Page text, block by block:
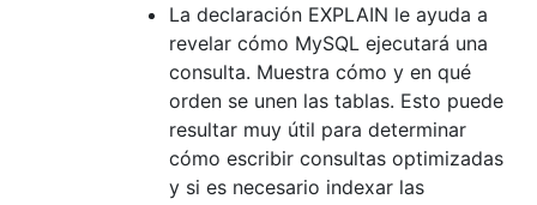
La declaración EXPLAIN le ayuda a
revelar cómo MySQL ejecutará una
consulta. Muestra cómo y en qué
orden se unen las tablas. Esto puede
resultar muy útil para determinar
cómo escribir consultas optimizadas
y si es necesario indexar las